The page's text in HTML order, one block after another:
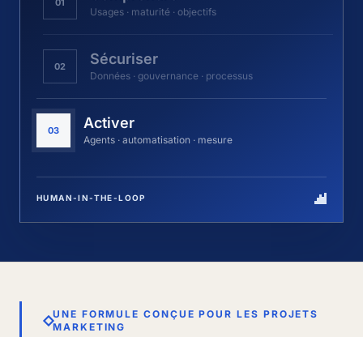
01
Usages · maturité · objectifs
02 Sécuriser
Données · gouvernance · processus
03 Activer
Agents · automatisation · mesure
HUMAN-IN-THE-LOOP
UNE FORMULE CONÇUE POUR LES PROJETS
MARKETING